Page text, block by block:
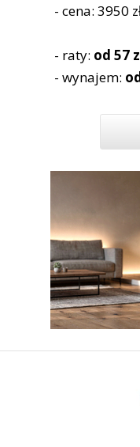
- cena: 3950
- raty: od 57
- wynajem: